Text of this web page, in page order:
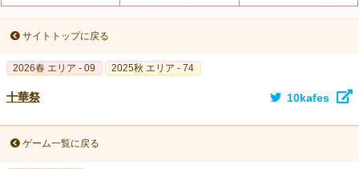
サイトトップに戻る
2026春 エリア - 09 2025秋 エリア - 74
十華祭 10kafes
ゲーム一覧に戻る